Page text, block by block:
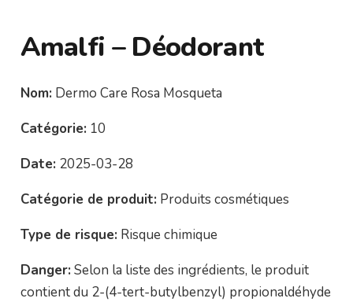
Amalfi – Déodorant
Nom: Dermo Care Rosa Mosqueta
Catégorie: 10
Date: 2025-03-28
Catégorie de produit: Produits cosmétiques
Type de risque: Risque chimique
Danger: Selon la liste des ingrédients, le produit
contient du 2-(4-tert-butylbenzyl) propionaldéhyde